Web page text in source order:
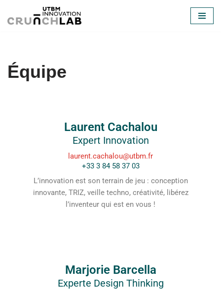
Aller
Équipe
Laurent Cachalou
Expert Innovation
laurent.cachalou@utbm.fr
+33 3 84 58 37 03
L’innovation est son terrain de jeu : conception
innovante, TRIZ, veille techno, créativité, libérez
l’inventeur qui est en vous !
Marjorie Barcella
Experte Design Thinking